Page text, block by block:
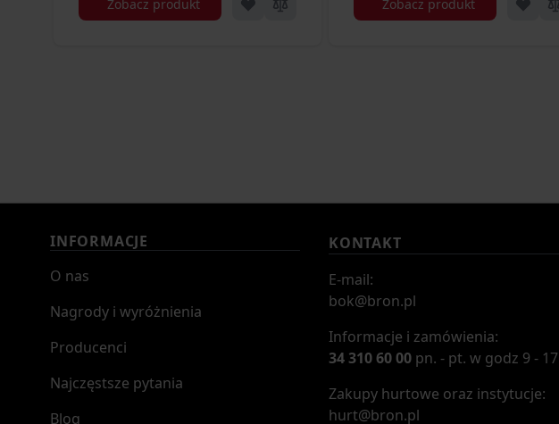
Zobacz produkt Zobacz produkt
INFORMACJE
O nas
Nagrody i wyróżnienia
Producenci
Najczęstsze pytania
Blog
KONTAKT
E-mail:
bok@bron.pl
Informacje i zamówienia:
34 310 60 00 pn. - pt. w godz 9 - 17
Zakupy hurtowe oraz instytucje:
hurt@bron.pl